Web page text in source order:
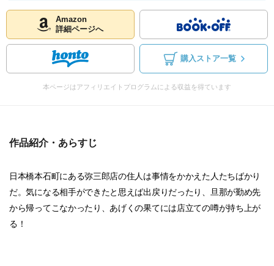
Amazon
詳細ページへ
購入ストア一覧
本ページはアフィリエイトプログラムによる収益を得ています
作品紹介・あらすじ
日本橋本石町にある弥三郎店の住人は事情をかかえた人たちばかり
だ。気になる相手ができたと思えば出戻りだったり、旦那が勤め先
から帰ってこなかったり、あげくの果てには店立ての噂が持ち上が
る！